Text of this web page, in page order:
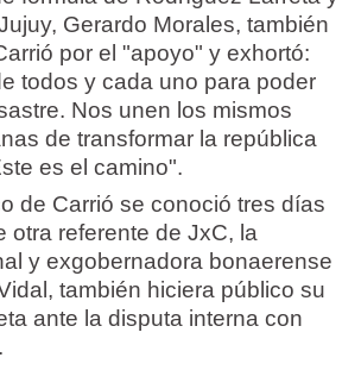
Gerardo Morales, también
por el "apoyo" y exhortó:
todos y cada uno para poder
Nos unen los mismos
de transformar la república
es el camino".
de Carrió se conoció tres días
otra referente de JxC, la
y exgobernadora bonaerense
también hiciera público su
ante la disputa interna con